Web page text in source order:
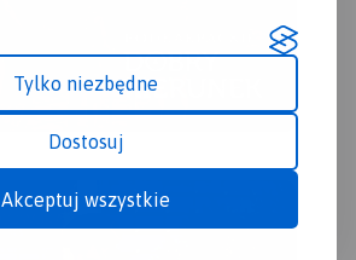
Tylko niezbędne
Dostosuj
Akceptuj wszystkie